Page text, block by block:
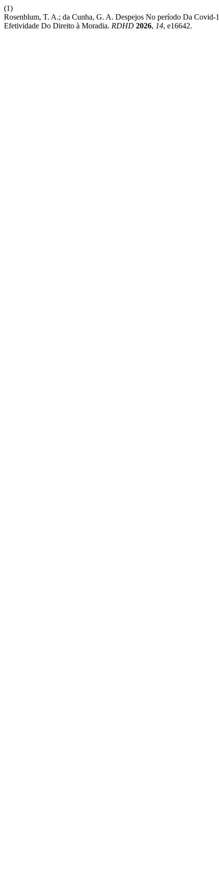
(1)
Rosenblum, T. A.; da Cunha, G. A. Despejos No período Da
Efetividade Do Direito à Moradia. RDHD 2026, 14, e16642.